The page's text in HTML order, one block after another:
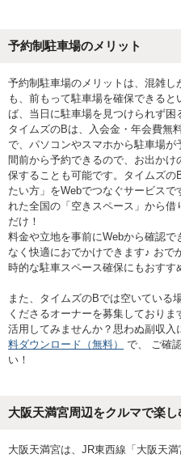
予約制駐車場のメリット
予約制駐車場のメリットは、混雑
も、前もって駐車場を確保できる
ば、当日に駐車場を見つけられず困
タイムズのBは、入会金・年会費無
で、パソコンやスマホから駐車場
間前から予約できるので、お出か
保することも可能です。タイムズの
たい方」をWebでつなぐサービス
れた全国の「空きスペース」から
だけ！
料金や立地を事前にWebから確認
なく快適におでかけできます♪ おで
時的な駐車スペース確保にもおすす
また、タイムズのBでは空いている
くださるオーナーを募集しており
活用してみませんか？思わぬ副収
料ダウンロード（無料）
で、 ご確
い！
大阪天満宮周辺をクルマで楽し
大阪天満宮は、JR東西線「大阪天